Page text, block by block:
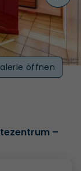
öffnen
–